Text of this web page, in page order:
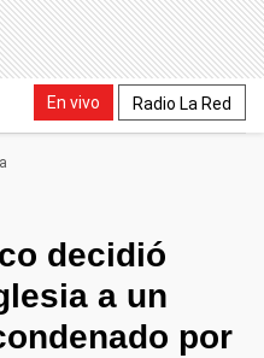
En vivo Radio La Red
decidió
a un
por